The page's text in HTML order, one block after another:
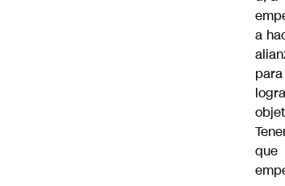
a
para
que